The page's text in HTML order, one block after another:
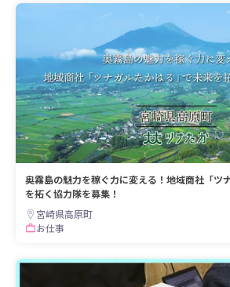
奥霧島の魅力を稼ぐ力に変える！地域商社「ツ
を拓く協力隊を募集！
宮崎県高原町
お仕事